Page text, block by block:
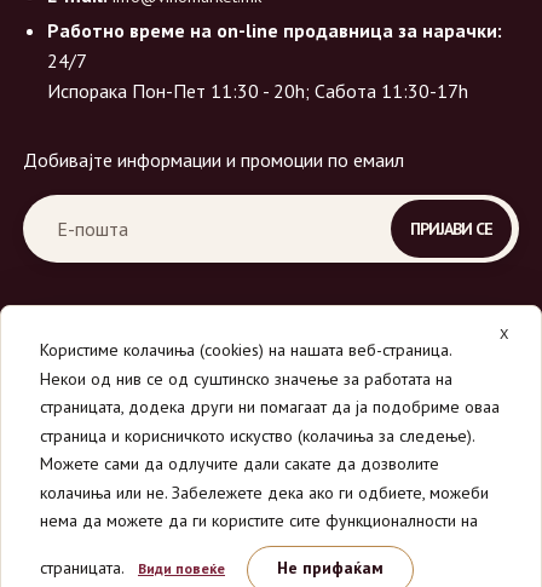
Работно време на on-line продавница за нарачки:
24/7
Испорака Пон-Пет 11:30 - 20h; Сабота 11:30-17h
Добивајте информации и промоции по емаил
© 2026Вино Маркет - МОНДАВИ ДООЕЛ.
Сите права се задржани.
X
Користиме колачиња (cookies) на нашата веб-страница.
Некои од нив се од суштинско значење за работата на
страницата, додека други ни помагаат да ја подобриме оваа
страница и корисничкото искуство (колачиња за следење).
Можете сами да одлучите дали сакате да дозволите
колачиња или не. Забележете дека ако ги одбиете, можеби
нема да можете да ги користите сите функционалности на
страницата. Види повеќе Не прифаќам